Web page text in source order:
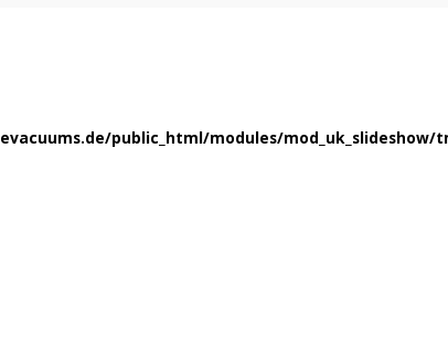
public_html/modules/